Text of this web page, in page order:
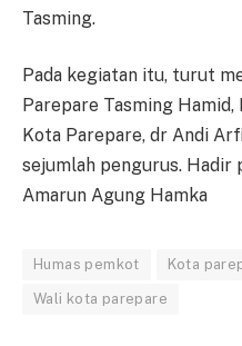
Tasming.
Pada kegiatan itu, turut
Parepare Tasming
Kota Parepare, dr Andi
sejumlah pengurus. Hadir
Amarun Agung Hamka
Humas pemkot Kota
Wali kota parepare